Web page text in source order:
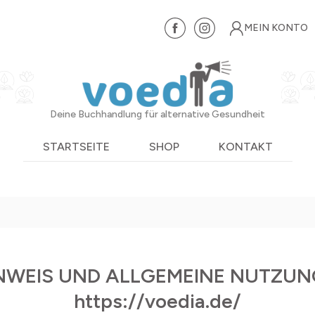
MEIN KONTO
Deine Buchhandlung für alternative Gesundheit
STARTSEITE SHOP KONTAKT
UND ALLGEMEINE
https://voedia.de/